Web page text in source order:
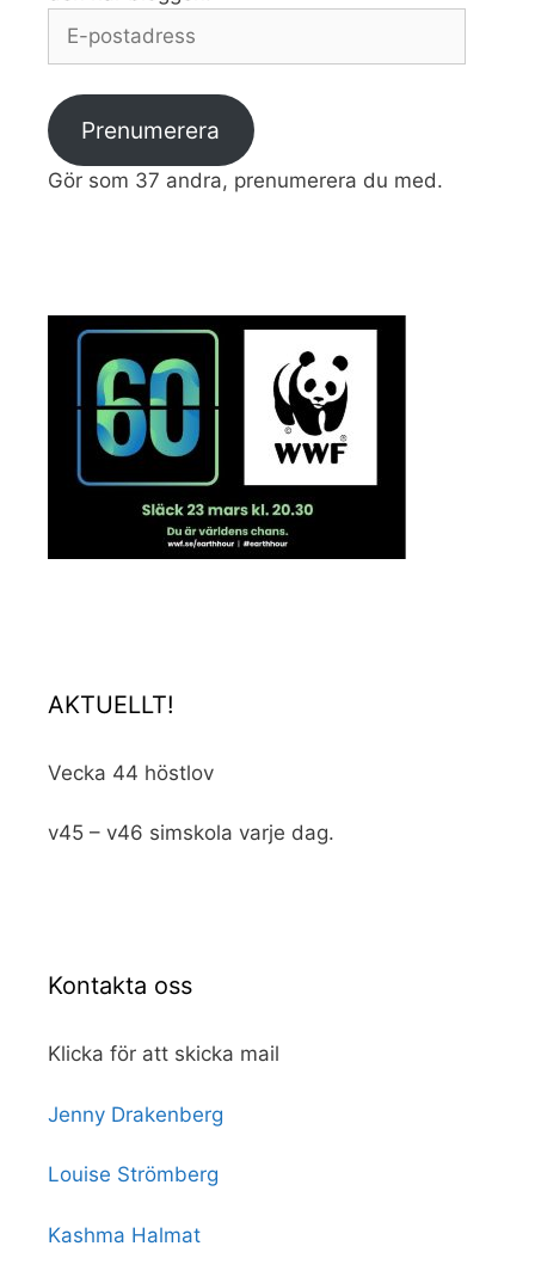
postadress
Prenumerera
Gör som 37 andra, prenumerera du med.
AKTUELLT!
Vecka 44 höstlov
v45 – v46 simskola varje dag.
Kontakta oss
Klicka för att skicka mail
Jenny Drakenberg
Louise Strömberg
Kashma Halmat